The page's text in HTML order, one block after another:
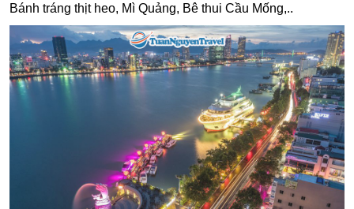
Bánh tráng thịt heo, Mì Quảng, Bê thui Cầu Mống,..